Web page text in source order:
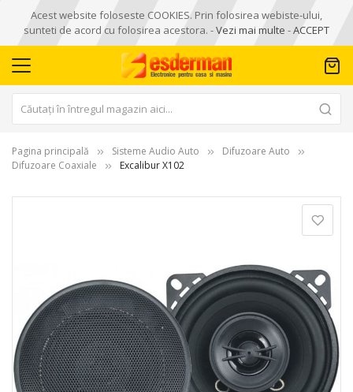
Acest website foloseste COOKIES. Prin folosirea webiste-ului,
sunteti de acord cu folosirea acestora. -Vezi mai multe -ACCEPT
Pagina principală Sisteme Audio Auto
Difuzoare Auto
Difuzoare Coaxiale
Excalibur X102
gallery